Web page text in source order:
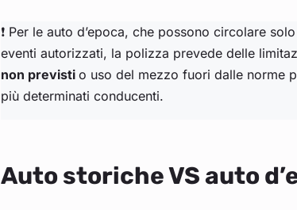
❗ Per le auto d’epoca, che possono circolare
eventi autorizzati, la polizza prevede delle
non previsti o uso del mezzo fuori dalle norme
più determinati conducenti.
Auto storiche VS auto